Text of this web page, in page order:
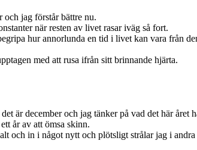
och jag förstår bättre nu.
när resten av livet rasar iväg så fort.
hur annorlunda en tid i livet kan vara från
med att rusa ifrån sitt brinnande hjärta.
är december och jag tänker på vad det här året
år av att ömsa skinn.
och in i något nytt och plötsligt strålar jag i andra